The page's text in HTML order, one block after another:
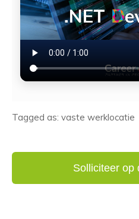
Tagged as: vaste werklocatie